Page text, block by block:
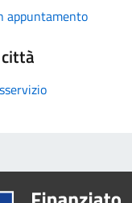
appuntamento